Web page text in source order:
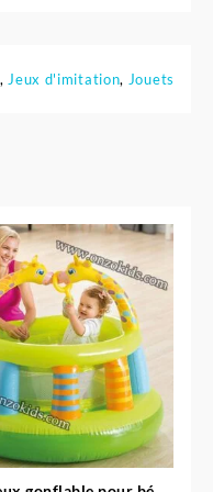
, Jeux d'imitation, Jouets